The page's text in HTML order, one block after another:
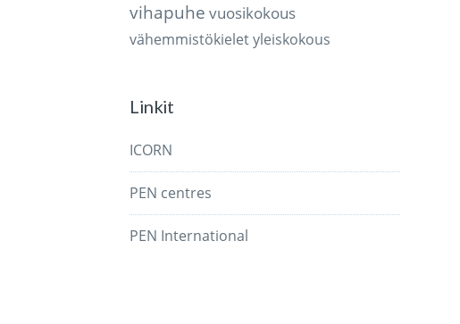
vihapuhe vuosikokous
vähemmistökieletyleiskokous
Linkit
ICORN
PEN centres
PEN International